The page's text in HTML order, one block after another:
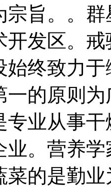
宗旨。。
开发区。
始终致力
一的原则
专业从事
业。营养
菜的是勤